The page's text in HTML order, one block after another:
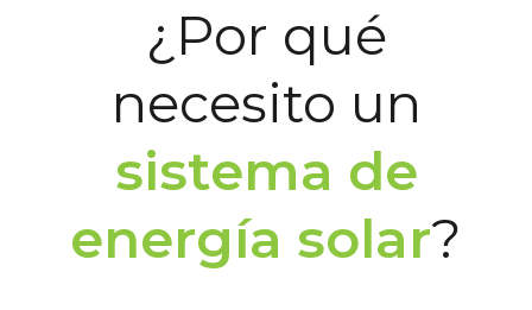
¿Por qué
necesito un
sistema de
energía solar?